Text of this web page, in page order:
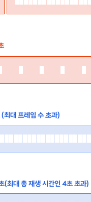
최대 프레임 수 초과)
최대 총 재생 시간인 4초 초과)